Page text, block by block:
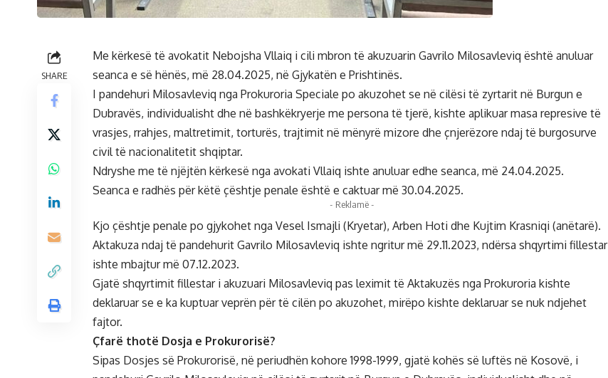
SHARE
Me kërkesë të avokatit Nebojsha Vllaiq i cili mbron të akuzuarin Gavrilo Milosavleviq është anuluar
seanca e së hënës, më 28.04.2025, në Gjykatën e Prishtinës.
I pandehuri Milosavleviq nga Prokuroria Speciale po akuzohet se në cilësi të zyrtarit në Burgun e
Dubravës, individualisht dhe në bashkëkryerje me persona të tjerë, kishte aplikuar masa represive të
vrasjes, rrahjes, maltretimit, torturës, trajtimit në mënyrë mizore dhe çnjerëzore ndaj të burgosurve
civil të nacionalitetit shqiptar.
Ndryshe me të njëjtën kërkesë nga avokati Vllaiq ishte anuluar edhe seanca, më 24.04.2025.
Seanca e radhës për këtë çështje penale është e caktuar më 30.04.2025.
- Reklamë -
Kjo çështje penale po gjykohet nga Vesel Ismajli (Kryetar), Arben Hoti dhe Kujtim Krasniqi (anëtarë).
Aktakuza ndaj të pandehurit Gavrilo Milosavleviq ishte ngritur më 29.11.2023, ndërsa shqyrtimi fillestar
ishte mbajtur më 07.12.2023.
Gjatë shqyrtimit fillestar i akuzuari Milosavleviq pas leximit të Aktakuzës nga Prokuroria kishte
deklaruar se e ka kuptuar veprën për të cilën po akuzohet, mirëpo kishte deklaruar se nuk ndjehet
fajtor.
Çfarë thotë Dosja e Prokurorisë?
Sipas Dosjes së Prokurorisë, në periudhën kohore 1998-1999, gjatë kohës së luftës në Kosovë, i